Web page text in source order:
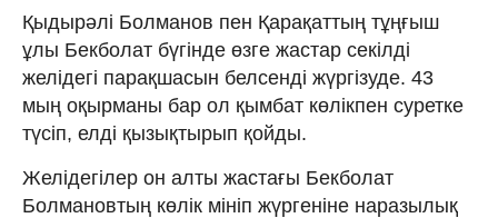
Қыдырәлі Болманов пен Қарақаттың тұңғыш
ұлы Бекболат бүгінде өзге жастар секілді
желідегі парақшасын белсенді жүргізуде. 43
мың оқырманы бар ол қымбат көлікпен суретке
түсіп, елді қызықтырып қойды.
Желідегілер он алты жастағы Бекболат
Болмановтың көлік мініп жүргеніне наразылық